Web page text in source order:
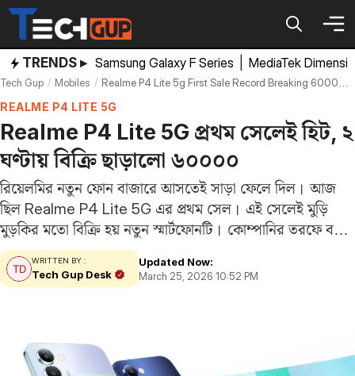
Skip
content
TRENDS ▸ Samsung Galaxy F Series MediaTek
Tech Gup Mobiles Realme P4 Lite 5g First Sale Record Breaking 60000 Unit Sold Within 2 Hours
REALME P4 LITE 5G
Realme P4 Lite 5G প্রথম সেলেই হিট, ২
ঘণ্টায় বিক্রি ছাড়ালো ৬০০০০
রিয়েলমির নতুন ফোন বাজারে আসতেই সাড়া ফেলে দিল। আজ
ছিল Realme P4 Lite 5G এর প্রথম সেল। এই সেলেই মুড়ি
মুড়কির মতো বিক্রি হয় নতুন স্মার্টফোনটি। কোম্পানির তরফে বলা
হয়েছে, সেল শুরু হওয়ার মাত্র দুই ঘন্টার মধ্যেই Realme P4
Lite…
WRITTEN BY :
Tech Gup Desk
Updated Now:
March 25, 2026 10:52 PM